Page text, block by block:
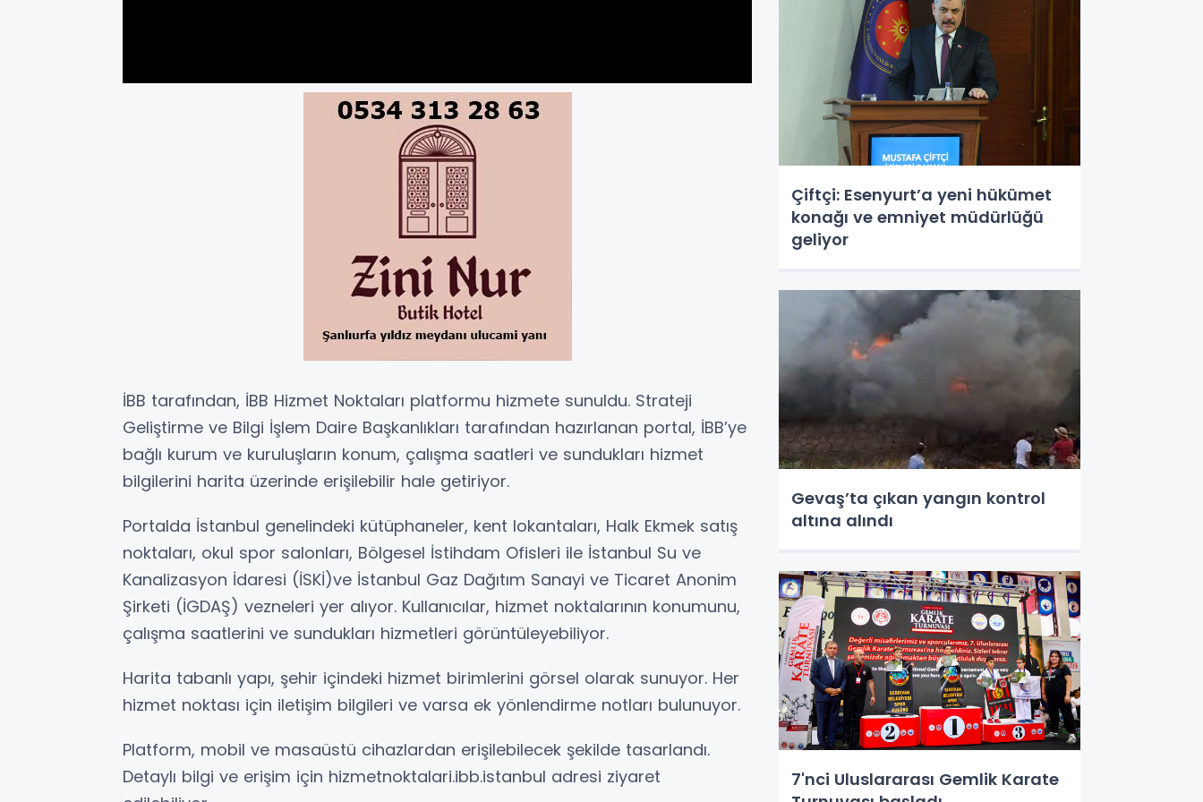
İBB tarafından, İBB Hizmet Noktaları platformu hizmete sunuldu. Strateji
Geliştirme ve Bilgi İşlem Daire Başkanlıkları tarafından hazırlanan portal, İBB’ye
bağlı kurum ve kuruluşların konum, çalışma saatleri ve sundukları hizmet
bilgilerini harita üzerinde erişilebilir hale getiriyor.
Portalda İstanbul genelindeki kütüphaneler, kent lokantaları, Halk Ekmek satış
noktaları, okul spor salonları, Bölgesel İstihdam Ofisleri ile İstanbul Su ve
Kanalizasyon İdaresi (İSKİ)ve İstanbul Gaz Dağıtım Sanayi ve Ticaret Anonim
Şirketi (İGDAŞ) vezneleri yer alıyor. Kullanıcılar, hizmet noktalarının konumunu,
çalışma saatlerini ve sundukları hizmetleri görüntüleyebiliyor.
Harita tabanlı yapı, şehir içindeki hizmet birimlerini görsel olarak sunuyor. Her
hizmet noktası için iletişim bilgileri ve varsa ek yönlendirme notları bulunuyor.
Platform, mobil ve masaüstü cihazlardan erişilebilecek şekilde tasarlandı.
Detaylı bilgi ve erişim için hizmetnoktalari.ibb.istanbul adresi ziyaret
Çiftçi: Esenyurt’a yeni hükümet
konağı ve emniyet müdürlüğü
geliyor
Gevaş’ta çıkan yangın kontrol
altına alındı
7'nci Uluslararası Gemlik Karate